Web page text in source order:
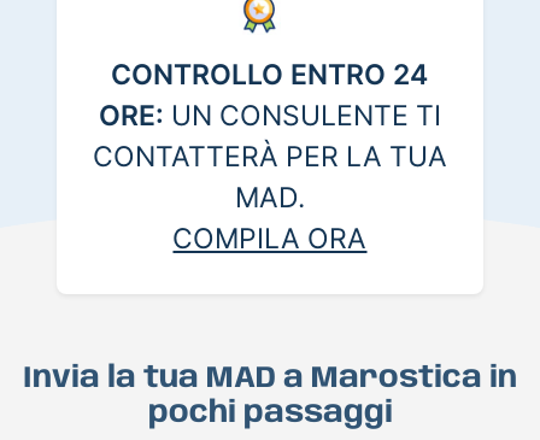
CONTROLLO ENTRO 24
ORE: UN CONSULENTE TI
CONTATTERÀ PER LA TUA
MAD.
COMPILA ORA
Invia la tua MAD a Marostica in
pochi passaggi